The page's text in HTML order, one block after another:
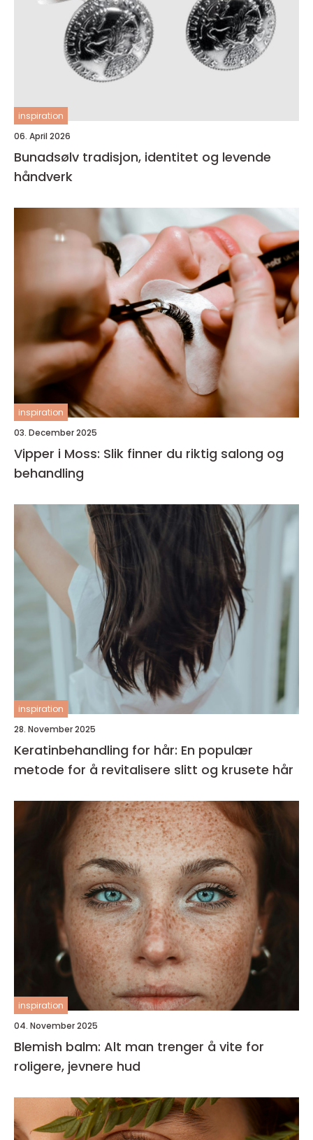
inspiration
06. April 2026
Bunadsølv tradisjon, identitet og levende
håndverk
inspiration
03. December 2025
Vipper i Moss: Slik finner du riktig salong og
behandling
inspiration
28. November 2025
Keratinbehandling for hår: En populær
metode for å revitalisere slitt og krusete hår
inspiration
04. November 2025
Blemish balm: Alt man trenger å vite for
roligere, jevnere hud